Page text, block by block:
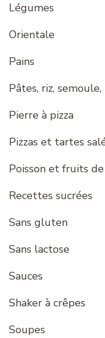
Légumes
Orientale
Pains
Pâtes, riz,
Pierre à pizza
Pizzas et tartes
Poisson et fruits
Recettes sucrées
Sans gluten
Sans lactose
Sauces
Shaker à crêpes
Soupes